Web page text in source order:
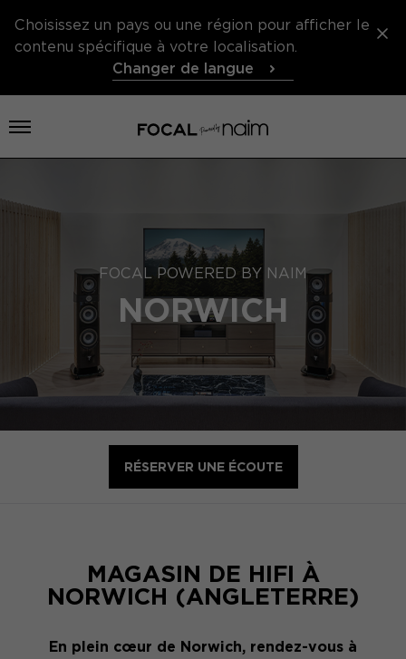
Choisissez un pays ou une région pour afficher le
contenu spécifique à votre localisation.
Changer de langue
Ouvrir le menu
FOCAL POWERED BY NAIM
NORWICH
RÉSERVER UNE ÉCOUTE
MAGASIN DE HIFI À
NORWICH (ANGLETERRE)
En plein cœur de Norwich, rendez-vous à